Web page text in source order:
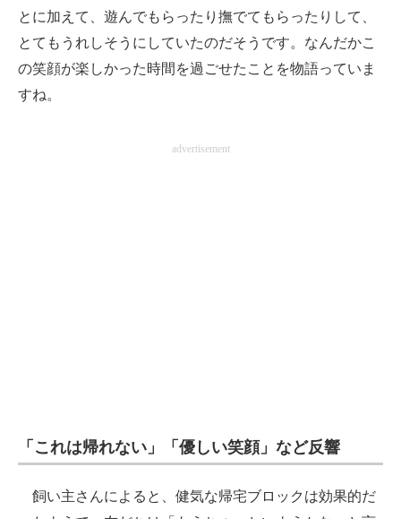
とに加えて、遊んでもらったり撫でてもらったりして、
とてもうれしそうにしていたのだそうです。なんだかこ
の笑顔が楽しかった時間を過ごせたことを物語っていま
すね。
advertisement
「これは帰れない」「優しい笑顔」など反響
飼い主さんによると、健気な帰宅ブロックは効果的だ